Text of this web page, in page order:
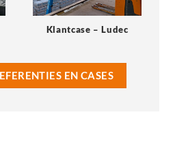
Klantcase – Ludec
EN CASES